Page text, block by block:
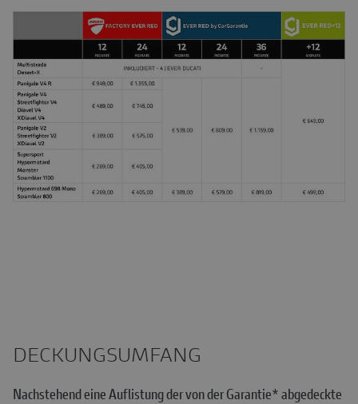
DECKUNGSUMFANG
Nachstehend eine Auflistung der von der Garantie* abgedeckte